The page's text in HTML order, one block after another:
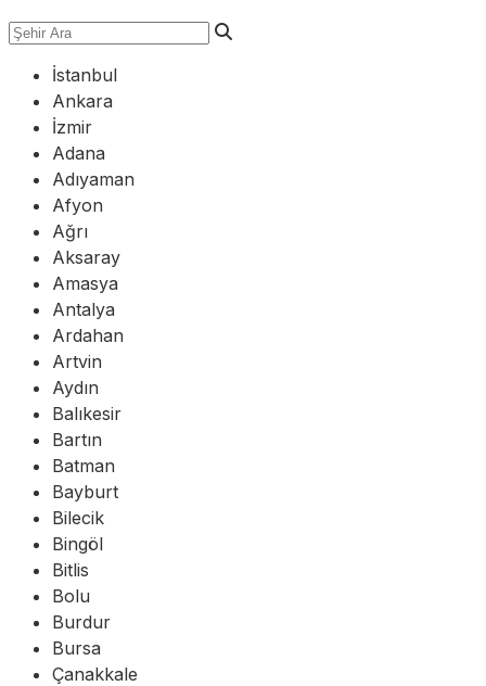
İstanbul
Ankara
İzmir
Adana
Adıyaman
Afyon
Ağrı
Aksaray
Amasya
Antalya
Ardahan
Artvin
Aydın
Balıkesir
Bartın
Batman
Bayburt
Bilecik
Bingöl
Bitlis
Bolu
Burdur
Bursa
Çanakkale